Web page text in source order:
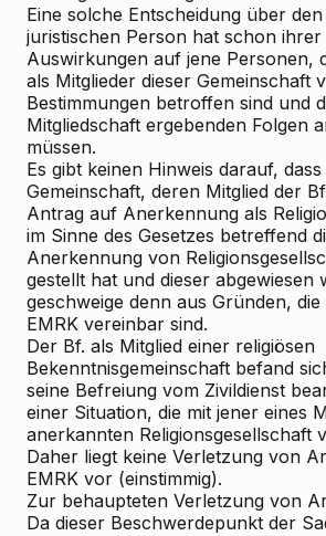
Eine solche Entscheidung über
juristischen Person hat schon
Auswirkungen auf jene Personen,
als Mitglieder dieser Gemeinschaft
Bestimmungen betroffen sind und
Mitgliedschaft ergebenden Folgen
müssen.
Es gibt keinen Hinweis darauf, dass
Gemeinschaft, deren Mitglied der
Antrag auf Anerkennung als
im Sinne des Gesetzes betreffend
Anerkennung von
gestellt hat und dieser abgewiesen
geschweige denn aus Gründen,
EMRK vereinbar sind.
Der Bf. als Mitglied einer religiösen
Bekenntnisgemeinschaft befand
seine Befreiung vom Zivildienst
einer Situation, die mit jener eines
anerkannten Religionsgesellschaft
Daher liegt keine Verletzung von
EMRK vor (einstimmig).
Zur behaupteten Verletzung von
Da dieser Beschwerdepunkt der